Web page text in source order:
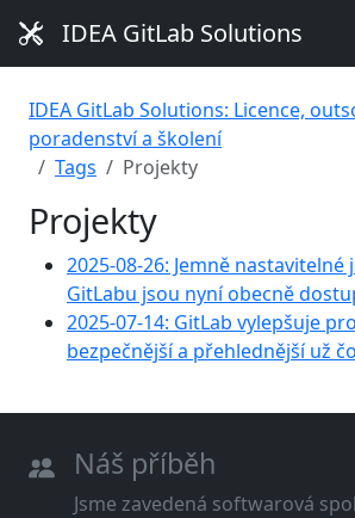
IDEA GitLab Solutions
IDEA GitLab Solutions: Licence,
poradenství a školení
Tags
Projekty
Projekty
2025-08-26: Jemně nastavitelné
GitLabu jsou nyní obecně
2025-07-14: GitLab vylepšuje
bezpečnější a přehlednější už
Náš příběh
Jsme zavedená softwarová